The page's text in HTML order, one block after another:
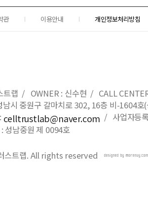
관 이용안내 개인정보처리방침
트랩 / OWNER : 신수현 / CALL
남시 중원구 갈마치로 302, 16층 비-1604
celltrustlab@naver.com / 사업자등
성남중원 제 0094호
스트랩. All rights reserved